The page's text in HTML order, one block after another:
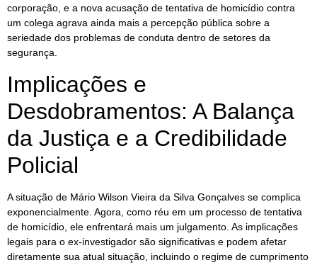
corporação, e a nova acusação de tentativa de homicídio contra
um colega agrava ainda mais a percepção pública sobre a
seriedade dos problemas de conduta dentro de setores da
segurança.
Implicações e
Desdobramentos: A Balança
da Justiça e a Credibilidade
Policial
A situação de Mário Wilson Vieira da Silva Gonçalves se complica
exponencialmente. Agora, como réu em um processo de tentativa
de homicídio, ele enfrentará mais um julgamento. As implicações
legais para o ex-investigador são significativas e podem afetar
diretamente sua atual situação, incluindo o regime de cumprimento